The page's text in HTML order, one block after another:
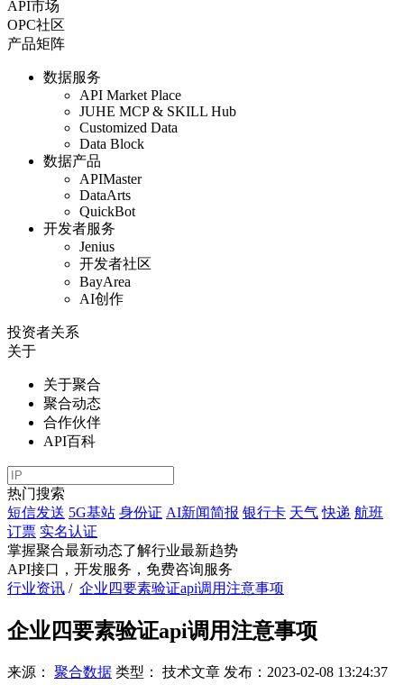
API市场
OPC社区
产品矩阵
数据服务
API Market Place
JUHE MCP & SKILL Hub
Customized Data
Data Block
数据产品
APIMaster
DataArts
QuickBot
开发者服务
Jenius
开发者社区
BayArea
AI创作
投资者关系
关于
关于聚合
聚合动态
合作伙伴
API百科
热门搜索
短信发送 5G基站 身份证 AI新闻简报 银行卡 天气 快递 航班
订票 实名认证
掌握聚合最新动态了解行业最新趋势
API接口，开发服务，免费咨询服务
行业资讯 / 企业四要素验证api调用注意事项
企业四要素验证api调用注意事项
来源： 聚合数据 类型： 技术文章 发布： 2023-02-08 13:24:37